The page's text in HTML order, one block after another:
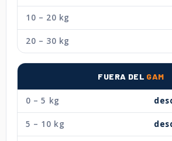
10 – 20 kg
20 – 30 kg
FUERA DEL GAM
0 – 5 kg
5 – 10 kg